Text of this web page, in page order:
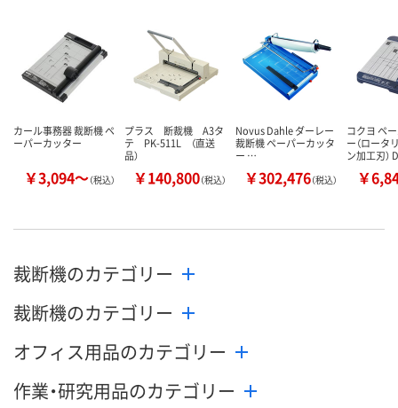
カール事務器 裁断機 ペ
ーパーカッター
￥3,094～（税込）
プラス 断裁機 A3タ
テ PK-511L （直送
品）
￥140,800（税込）
Novus Dahle ダーレー
裁断機 ペーパーカッタ
ー …
￥302,476（税込）
コクヨ ペ
ー（ロータ
ン加工刃）
￥
裁断機のカテゴリー
裁断機のカテゴリー
オフィス用品のカテゴリー
作業・研究用品のカテゴリー